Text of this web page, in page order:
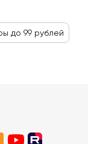
до 99 рублей